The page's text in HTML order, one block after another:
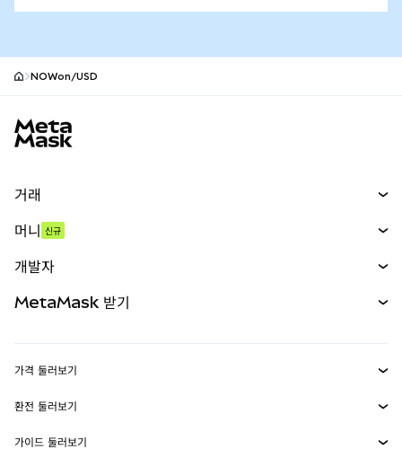
NOWon/USD
거래
무기한 선물
실물자산
머니 신규
개발자
MetaMask Connect
Snaps
MetaMask 받기
보안
가격 둘러보기
이더리움 가격
솔라나 가격
환전 둘러보기
ETH를 USD로 환전
가이드 둘러보기